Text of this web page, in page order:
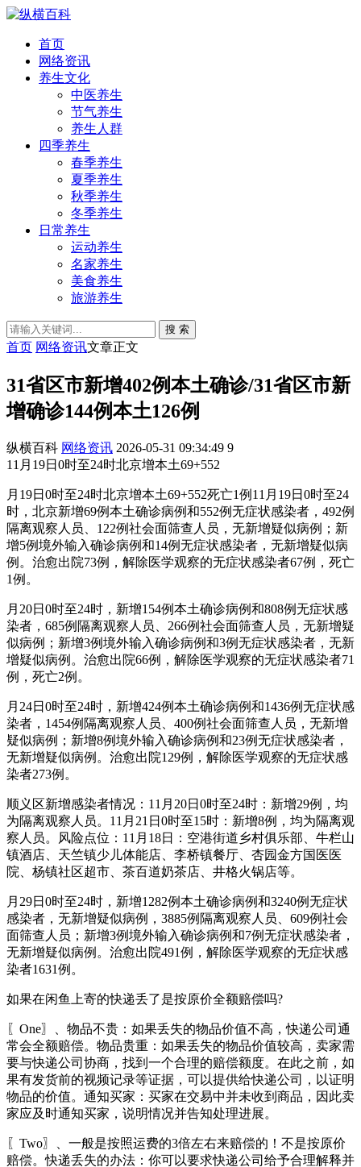
首页
网络资讯
养生文化
中医养生
节气养生
养生人群
四季养生
春季养生
夏季养生
秋季养生
冬季养生
日常养生
运动养生
名家养生
美食养生
旅游养生
搜 索
首页 网络资讯文章正文
31省区市新增402例本土确诊/31省区市新
增确诊144例本土126例
纵横百科 网络资讯 2026-05-31 09:34:49 9
11月19日0时至24时北京增本土69+552
月19日0时至24时北京增本土69+552死亡1例11月19日0时至24
时，北京新增69例本土确诊病例和552例无症状感染者，492例
隔离观察人员、122例社会面筛查人员，无新增疑似病例；新
增5例境外输入确诊病例和14例无症状感染者，无新增疑似病
例。治愈出院73例，解除医学观察的无症状感染者67例，死亡
1例。
月20日0时至24时，新增154例本土确诊病例和808例无症状感
染者，685例隔离观察人员、266例社会面筛查人员，无新增疑
似病例；新增3例境外输入确诊病例和3例无症状感染者，无新
增疑似病例。治愈出院66例，解除医学观察的无症状感染者71
例，死亡2例。
月24日0时至24时，新增424例本土确诊病例和1436例无症状感
染者，1454例隔离观察人员、400例社会面筛查人员，无新增
疑似病例；新增8例境外输入确诊病例和23例无症状感染者，
无新增疑似病例。治愈出院129例，解除医学观察的无症状感
染者273例。
顺义区新增感染者情况：11月20日0时至24时：新增29例，均
为隔离观察人员。11月21日0时至15时：新增8例，均为隔离观
察人员。风险点位：11月18日：空港街道乡村俱乐部、牛栏山
镇酒店、天竺镇少儿体能店、李桥镇餐厅、杏园金方国医医
院、杨镇社区超市、茶百道奶茶店、井格火锅店等。
月29日0时至24时，新增1282例本土确诊病例和3240例无症状
感染者，无新增疑似病例，3885例隔离观察人员、609例社会
面筛查人员；新增3例境外输入确诊病例和7例无症状感染者，
无新增疑似病例。治愈出院491例，解除医学观察的无症状感
染者1631例。
如果在闲鱼上寄的快递丢了是按原价全额赔偿吗?
〖One〗、物品不贵：如果丢失的物品价值不高，快递公司通
常会全额赔偿。物品贵重：如果丢失的物品价值较高，卖家需
要与快递公司协商，找到一个合理的赔偿额度。在此之前，如
果有发货前的视频记录等证据，可以提供给快递公司，以证明
物品的价值。通知买家：买家在交易中并未收到商品，因此卖
家应及时通知买家，说明情况并告知处理进展。
〖Two〗、一般是按照运费的3倍左右来赔偿的！不是按原价
赔偿。快递丢失的办法：你可以要求快递公司给予合理解释并